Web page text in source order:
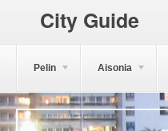
City Guide
Pelin Aisonia